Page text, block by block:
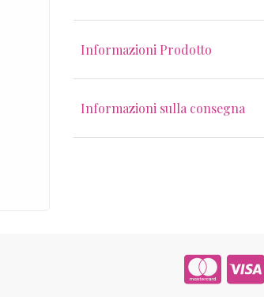
Informazioni Prodotto
Informazioni sulla consegna